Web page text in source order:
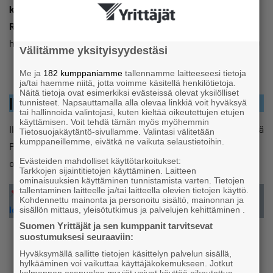
klo 15.00–16.00
Ruokailu
: Keskustelua ja verkostoitumista rennossa
hengessä – burgerit ja juomat talon puolesta.
Ilmoittautuminen ja ennakkokysymykset
Ilmoittautumisen yhteydessä voit jättää ennakkokysymyksiä
Priiman asiantuntijoille – näin sisältöä voidaan räätälöidä
osallistujien tarpeisiin.
Ilmoittaudu mukaan viimeistään 6.9.2025 tällä
lomakkeella:
Välitämme yksityisyydestäsi
Me ja 182 kumppaniamme tallennamme laitteeseesi tietoja
ja/tai haemme niitä, jotta voimme käsitellä henkilötietoja.
Näitä tietoja ovat esimerkiksi evästeissä olevat yksilölliset
tunnisteet. Napsauttamalla alla olevaa linkkiä voit hyväksyä
tai hallinnoida valintojasi, kuten kieltää oikeutettujen etujen
käyttämisen. Voit tehdä tämän myös myöhemmin
Tietosuojakäytäntö-sivullamme. Valintasi välitetään
kumppaneillemme, eivätkä ne vaikuta selaustietoihin.
Evästeiden mahdolliset käyttötarkoitukset:
Tarkkojen sijaintitietojen käyttäminen. Laitteen
ominaisuuksien käyttäminen tunnistamista varten. Tietojen
tallentaminen laitteelle ja/tai laitteella olevien tietojen käyttö.
Kohdennettu mainonta ja personoitu sisältö, mainonnan ja
sisällön mittaus, yleisötutkimus ja palvelujen kehittäminen .
Suomen Yrittäjät ja sen kumppanit tarvitsevat
suostumuksesi seuraaviin:
Hyväksymällä sallitte tietojen käsittelyn palvelun sisällä,
hylkääminen voi vaikuttaa käyttäjäkokemukseen. Jotkut